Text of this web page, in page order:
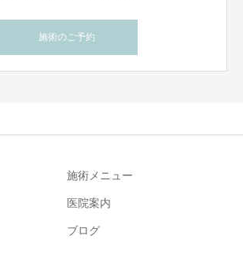
施術のご予約
施術メニュー
医院案内
ブログ